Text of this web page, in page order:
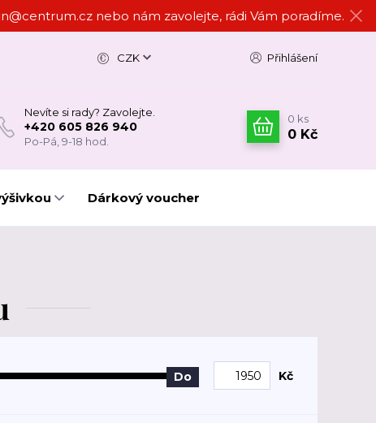
nebo nám zavolejte, rádi Vám poradíme.
CZK Přihlášení
Nevíte si rady? Zavolejte.
+420 605 826 940
Po-Pá, 9-18 hod.
0 ks
0 Kč
Dárkový voucher
Do Kč